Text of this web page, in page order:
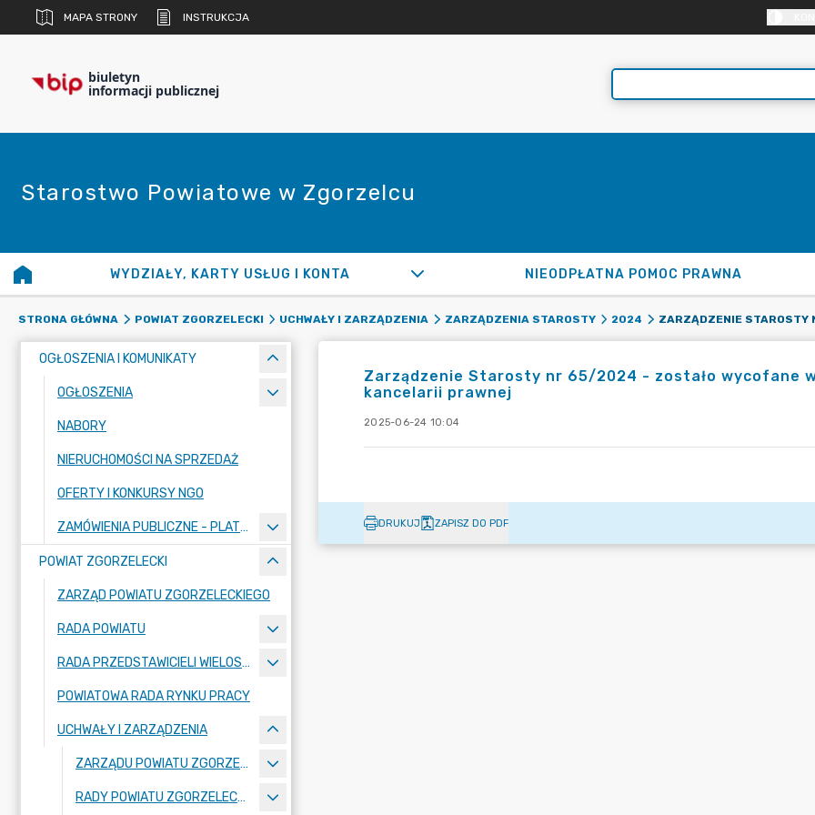
MAPA STRONY INSTRUKCJA
biuletyn
informacji publicznej
Starostwo Powiatowe w Zgorzelcu
WYDZIAŁY, KARTY USŁUG I KONTA NIEODPŁATNA POMOC PRAWNA
STRONA GŁÓWNA POWIAT ZGORZELECKI UCHWAŁY I ZARZĄDZENIA ZARZĄDZENIA STAROSTY 2024
OGŁOSZENIA I KOMUNIKATY
OGŁOSZENIA
NABORY
NIERUCHOMOŚCI NA SPRZEDAŻ
OFERTY I KONKURSY NGO
ZAMÓWIENIA PUBLICZNE - PLATFORMA ZAKUPOWA
POWIAT ZGORZELECKI
ZARZĄD POWIATU ZGORZELECKIEGO
RADA POWIATU
RADA PRZEDSTAWICIELI WIELOSPECJALISTYCZNEGO ZESPOŁU OPIEKI ZDROWOTNEJ "BOLESŁAWIEC-ZGORZELEC" SAMODZIELNEGO PUBLICZNEGO ZAKŁADU OPIEKI ZDROWOTNEJ
POWIATOWA RADA RYNKU PRACY
UCHWAŁY I ZARZĄDZENIA
ZARZĄDU POWIATU ZGORZELECKIEGO
RADY POWIATU ZGORZELECKIEGO
Zarządzenie Starosty nr 65/2024 - zostało wycofane
kancelarii prawnej
2025-06-24 10:04
DRUKUJ ZAPISZ DO PDF